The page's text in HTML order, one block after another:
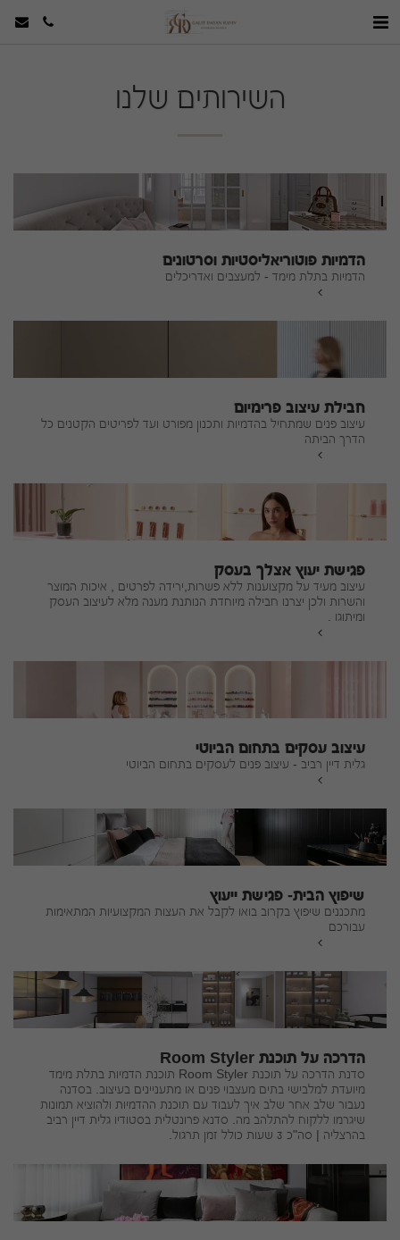
השירותים שלנו
הדמיות פוטוריאליסטיות וסרטונים
הדמיות בתלת מימד - למעצבים ואדריכלים
חבילת עיצוב פרימיום
עיצוב פנים שמתחיל בהדמיות ותכנון מפורט ועד לפריטים הקטנים כל
הדרך הביתה
פגישת יעוץ אצלך בעסק
עיצוב מעיד על מקצוענות ללא פשרות,ירידה לפרטים , איכות המוצר
והשרות ולכן יצרנו חבילה מיוחדת הנותנת מענה מלא לעיצוב העסק
ומיתוגו .
עיצוב עסקים בתחום הביוטי
גלית דיין רביב - עיצוב פנים לעסקים בתחום הביוטי
שיפוץ הבית- פגישת ייעוץ
מתכננים שיפוץ בקרוב בואו לקבל את העצות המקצועיות המתאימות
עבורכם
הדרכה על תוכנת Room Styler
סדנת הדרכה על תוכנת Room Styler תוכנת הדמיות בתלת מימד
מיועדת למלבישי בתים מעצבוי פנים או מתעניינים בעיצוב. בסדנה
נעבור שלב אחר שלב איך לעבוד עם תוכנת ההדמיות ולהוציא תמונות
שיגרמו ללקוח להתלהב מה. סדנא פרונטלית בסטודיו גלית דיין רביב
בהרצליה | סה"כ 3 שעות כולל זמן תרגול.